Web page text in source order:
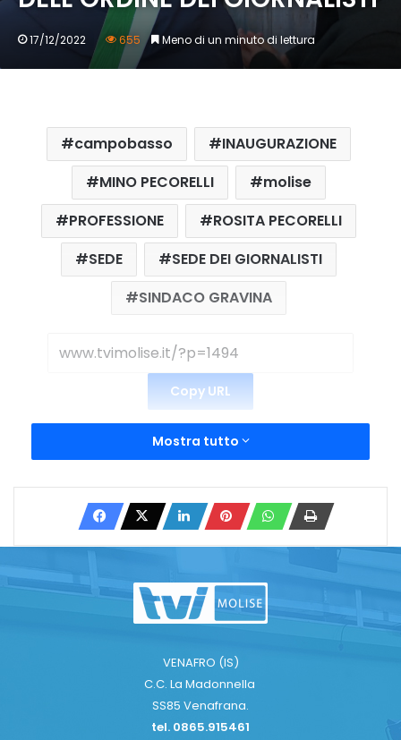
17/12/2022 655 Meno di un minuto di lettura
campobasso
INAUGURAZIONE
MINO PECORELLI
molise
PROFESSIONE
ROSITA PECORELLI
SEDE
SEDE DEI GIORNALISTI
SINDACO GRAVINA
Copy URL
Mostra tutto
VENAFRO (IS)
C.C. La Madonnella
SS85 Venafrana.
tel. 0865.915461